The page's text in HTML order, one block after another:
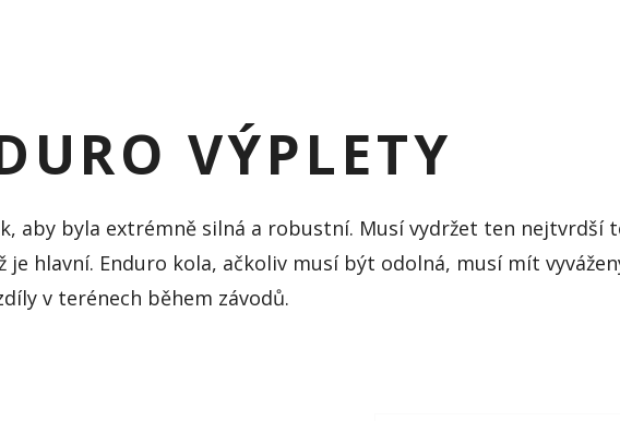
VÝPLETY
aby byla extrémně silná a robustní. Musí vydržet ten nejtvrdší
hlavní. Enduro kola, ačkoliv musí být odolná, musí mít
v terénech během závodů.